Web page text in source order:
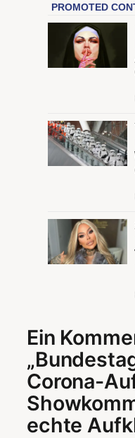
Ein
Corona-
echte